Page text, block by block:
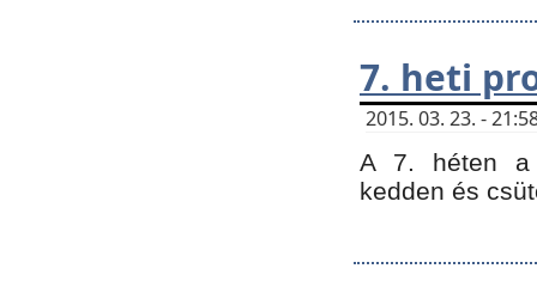
7. heti
2015. 03. 23. -
A 7. héten a
kedden és